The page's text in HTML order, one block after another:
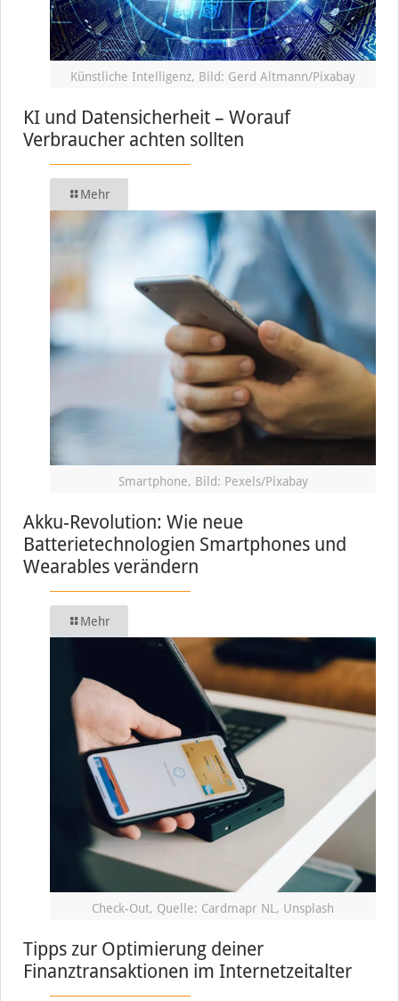
Künstliche Intelligenz, Bild: Gerd Altmann/Pixabay
KI und Datensicherheit – Worauf
Verbraucher achten sollten
Mehr
Smartphone, Bild: Pexels/Pixabay
Akku-Revolution: Wie neue
Batterietechnologien Smartphones und
Wearables verändern
Mehr
Check-Out, Quelle: Cardmapr NL, Unsplash
Tipps zur Optimierung deiner
Finanztransaktionen im Internetzeitalter